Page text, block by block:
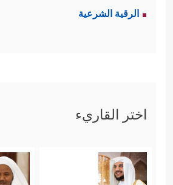
الرقية الشرعية
اختر القاريء